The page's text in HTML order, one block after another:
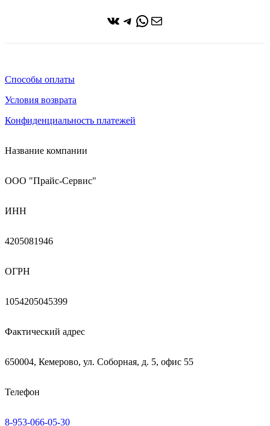
ВКонтакте
Telegram
WhatsApp
Почта
Способы оплаты
Условия возврата
Конфиденциальность платежей
Название компании
ООО "Прайс-Сервис"
ИНН
4205081946
ОГРН
1054205045399
Фактический адрес
650004, Кемерово, ул. Соборная, д. 5, офис 55
Телефон
8-953-066-05-30